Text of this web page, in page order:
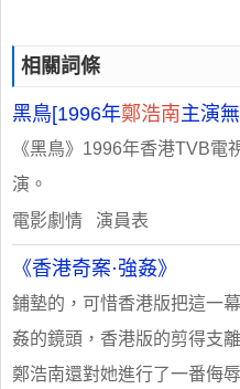
相關詞條
黑鳥[1996年鄭浩南主演
《黑鳥》1996年香港TVB電
演。
電影劇情 演員表
《香港奇案·強姦》
鋪墊的，可惜香港版把這一
姦的鏡頭，香港版的剪得支
鄭浩南還對她進行了一番侮